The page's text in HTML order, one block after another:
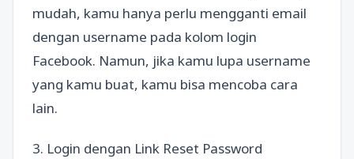
mudah, kamu hanya perlu mengganti email
dengan username pada kolom login
Facebook. Namun, jika kamu lupa username
yang kamu buat, kamu bisa mencoba cara
lain.
3. Login dengan Link Reset Password